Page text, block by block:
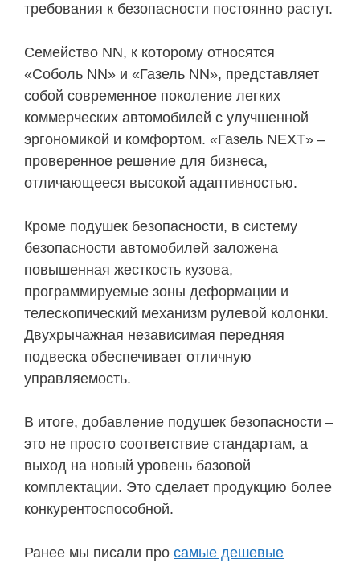
требования к безопасности постоянно растут.
Семейство NN, к которому относятся
«Соболь NN» и «Газель NN», представляет
собой современное поколение легких
коммерческих автомобилей с улучшенной
эргономикой и комфортом. «Газель NEXT» –
проверенное решение для бизнеса,
отличающееся высокой адаптивностью.
Кроме подушек безопасности, в систему
безопасности автомобилей заложена
повышенная жесткость кузова,
программируемые зоны деформации и
телескопический механизм рулевой колонки.
Двухрычажная независимая передняя
подвеска обеспечивает отличную
управляемость.
В итоге, добавление подушек безопасности –
это не просто соответствие стандартам, а
выход на новый уровень базовой
комплектации. Это сделает продукцию более
конкурентоспособной.
Ранее мы писали про самые дешевые